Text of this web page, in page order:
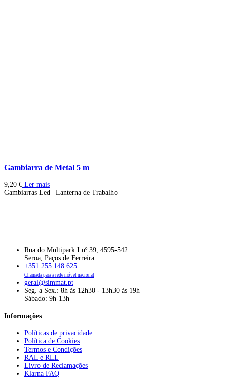
Gambiarra de Metal 5 m
9,20 € Ler mais
Gambiarras Led | Lanterna de Trabalho
Rua do Multipark I nº 39, 4595-542
Seroa, Paços de Ferreira
+351 255 148 625
Chamada para a rede móvel nacional
geral@simmat.pt
Seg. a Sex.: 8h às 12h30 - 13h30 às 19h
Sábado: 9h-13h
Informações
Políticas de privacidade
Política de Cookies
Termos e Condições
RAL e RLL
Livro de Reclamações
Klarna FAQ